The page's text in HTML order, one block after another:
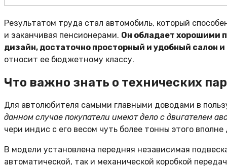
Результатом труда стал автомобиль, который
и заканчивая пенсионерами. Он обладает хорошими
дизайн, достаточно просторный и удобный салон
относит ее бюджетному классу.
Что важно знать о технических
Для автолюбителя самыми главными доводами в
данном случае покупатели имеют дело с двигателем
чери индис с его весом чуть более тонны этого
В модели установлена передняя независимая
автоматической, так и механической коробкой